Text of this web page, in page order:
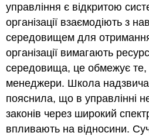
управління є відкритою
організації взаємодіють з
середовищем для отримання
організації вимагають
середовища, це обмежує
менеджери. Школа
пояснила, що в управлінні
законів через широкий
впливають на відносини.